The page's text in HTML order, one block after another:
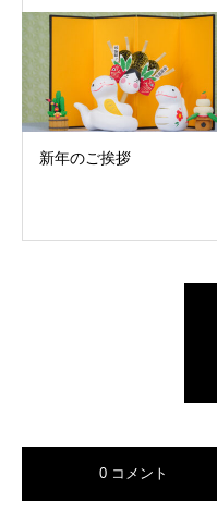
新年のご挨拶
0 コメント